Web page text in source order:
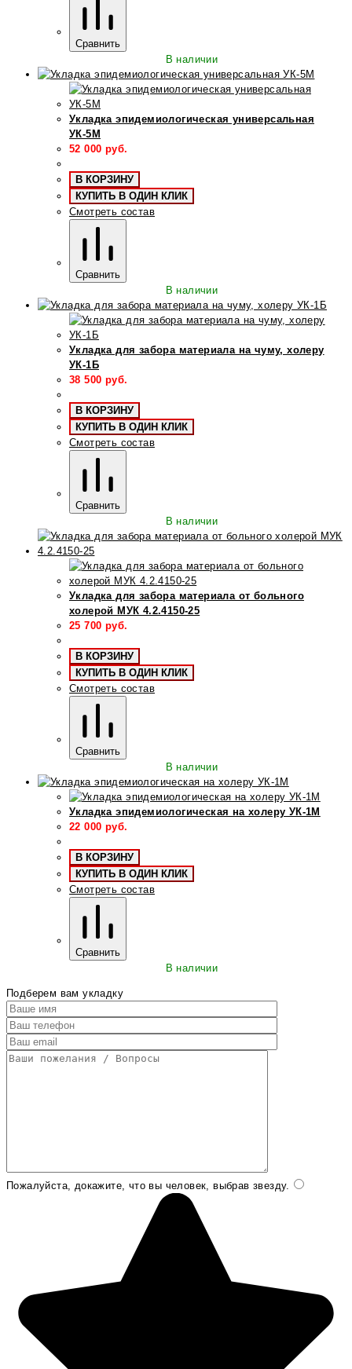
Сравнить
В наличии
Укладка эпидемиологическая универсальная
УК-5М
52 000 руб.
В КОРЗИНУ
КУПИТЬ В ОДИН КЛИК
Смотреть состав
Сравнить
В наличии
Укладка для забора материала на чуму, холеру
УК-1Б
38 500 руб.
В КОРЗИНУ
КУПИТЬ В ОДИН КЛИК
Смотреть состав
Сравнить
В наличии
Укладка для забора материала от больного
холерой МУК 4.2.4150-25
25 700 руб.
В КОРЗИНУ
КУПИТЬ В ОДИН КЛИК
Смотреть состав
Сравнить
В наличии
Укладка эпидемиологическая на холеру УК-1М
22 000 руб.
В КОРЗИНУ
КУПИТЬ В ОДИН КЛИК
Смотреть состав
Сравнить
В наличии
Подберем вам укладку
Пожалуйста, докажите, что вы человек, выбрав звезду.